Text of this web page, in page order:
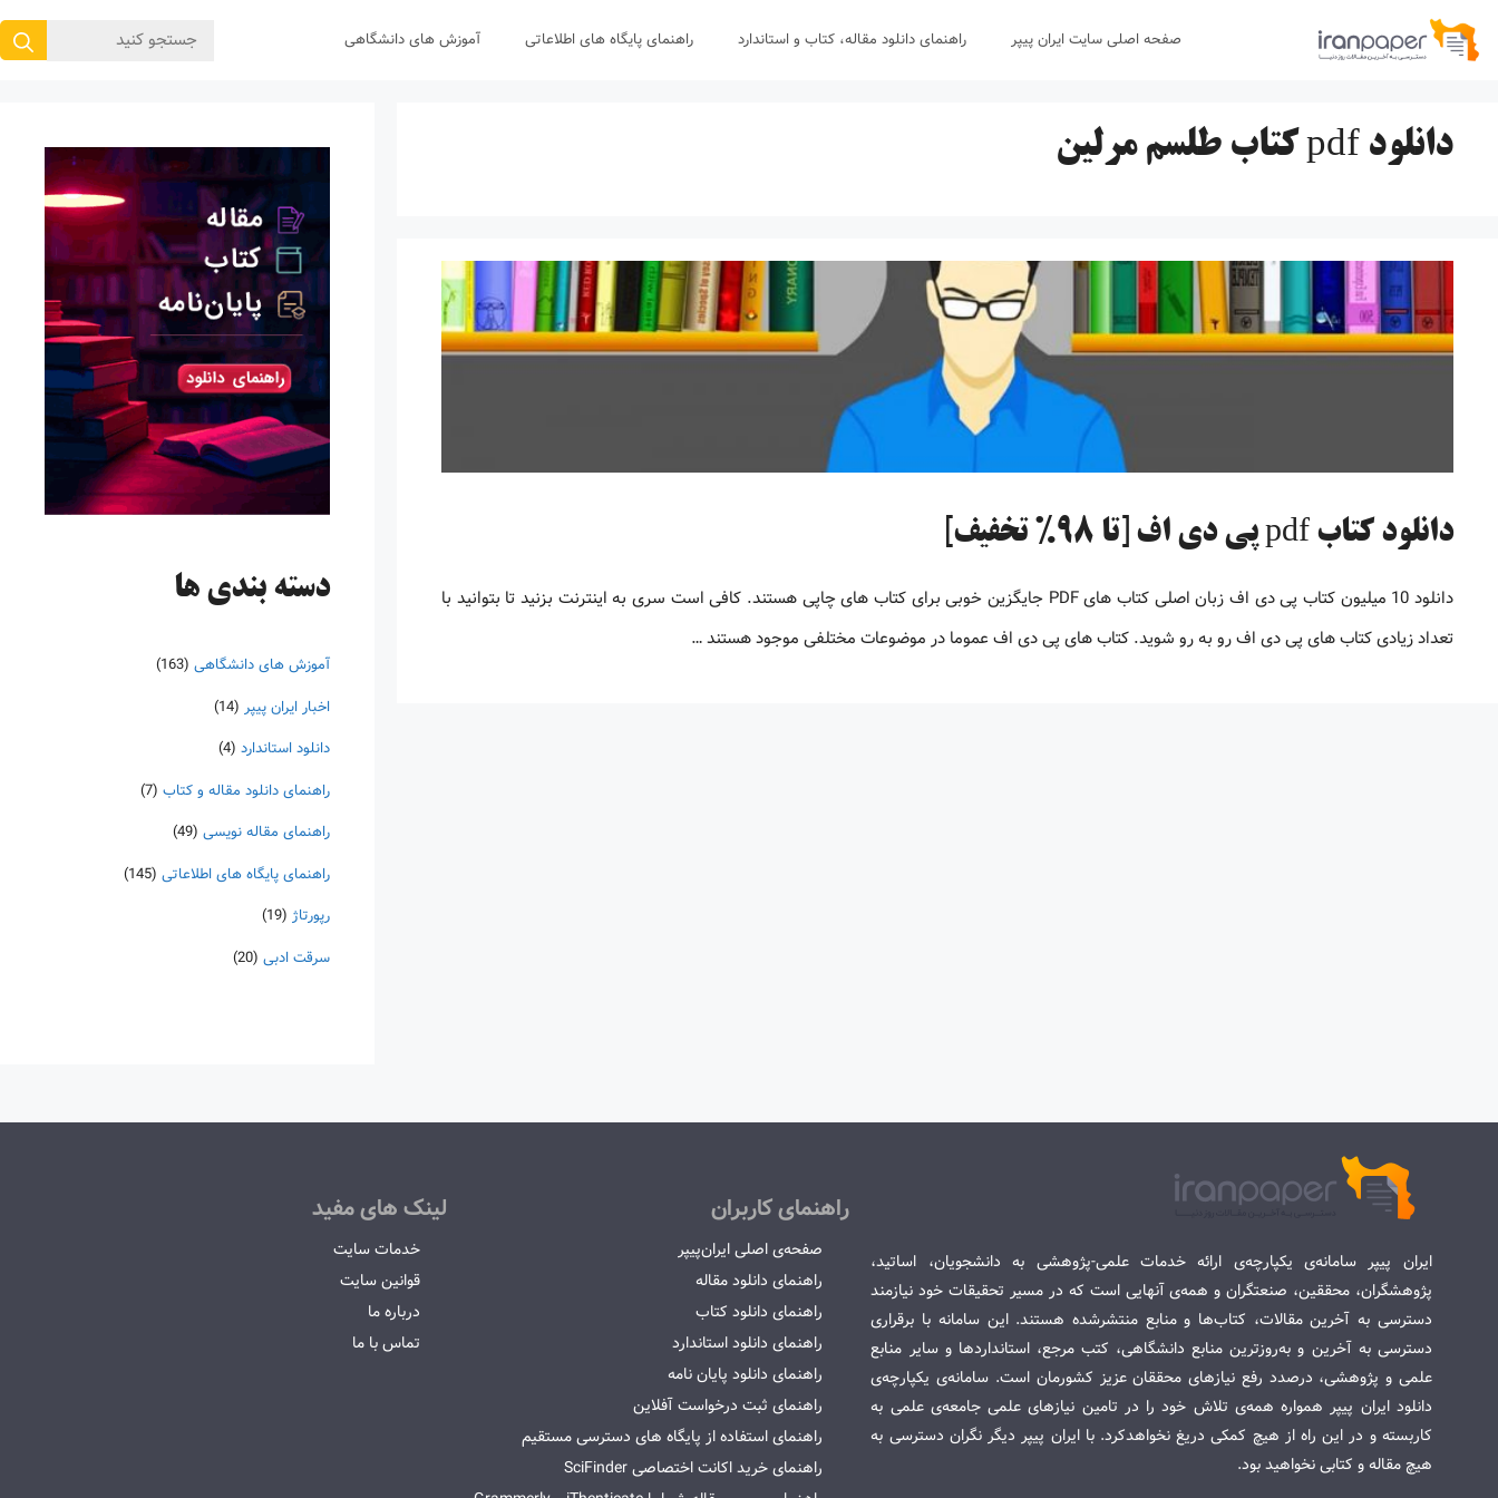
پرش
صفحه اصلی سایت ایران پیپر راهنمای دانلود مقاله، کتاب و استاندارد راهنمای پایگاه های اطلاعاتی آموزش های دانشگاهی
جستجوی
دانلود pdf کتاب طلسم مرلین
دانلود کتاب pdf پی دی اف [تا 98% تخفیف]
دانلود 10 میلیون کتاب پی دی اف زبان اصلی کتاب های PDF جایگزین خوبی برای کتاب های چاپی هستند. کافی است سری به اینترنت بزنید تا بتوانید با
تعداد زیادی کتاب های پی دی اف رو به رو شوید. کتاب های پی دی اف عموما در موضوعات مختلفی موجود هستند …
دسته‌ بندی ها
آموزش های دانشگاهی (163)
اخبار ایران پیپر (14)
دانلود استاندارد (4)
راهنمای دانلود مقاله و کتاب (7)
راهنمای مقاله نویسی (49)
راهنمای پایگاه های اطلاعاتی (145)
رپورتاژ (19)
سرقت ادبی (20)
ایران پیپر سامانه‌ی یکپارچه‌ی ارائه خدمات علمی-پژوهشی به دانشجویان، اساتید،
پژوهشگران، محققین، صنعتگران و همه‌ی آنهایی است که در مسیر تحقیقات خود نیازمند
دسترسی به آخرین مقالات، کتاب‌ها و منابع منتشرشده هستند. این سامانه با برقراری
دسترسی به آخرین و به‌روزترین منابع دانشگاهی، کتب مرجع، استانداردها و سایر منابع
علمی و پژوهشی، درصدد رفع نیازهای محققان عزیز کشورمان است. سامانه‌ی یکپارچه‌ی
دانلود ایران پیپر همواره همه‌ی تلاش خود را در تامین نیازهای علمی جامعه‌ی علمی به
کاربسته و در این راه از هیچ کمکی دریغ نخواهدکرد. با ایران پیپر دیگر نگران دسترسی به
هیچ مقاله و کتابی نخواهید بود.
راهنمای کاربران
صفحه‌ی اصلی ایران‌پیپر
راهنمای دانلود مقاله
راهنمای دانلود کتاب
راهنمای دانلود استاندارد
راهنمای دانلود پایان نامه
راهنمای ثبت درخواست آفلاین
راهنمای استفاده از پایگاه های دسترسی مستقیم
راهنمای خرید اکانت اختصاصی SciFinder
لینک های مفید
خدمات سایت
قوانین سایت
درباره ما
تماس با ما